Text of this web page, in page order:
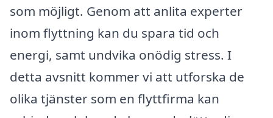
som möjligt. Genom att anlita experter
inom flyttning kan du spara tid och
energi, samt undvika onödig stress. I
detta avsnitt kommer vi att utforska de
olika tjänster som en flyttfirma kan